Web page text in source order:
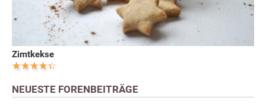
Zimtkekse
NEUESTE FORENBEITRÄGE